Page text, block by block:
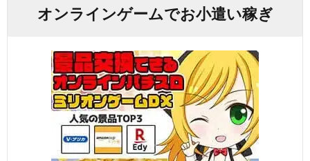
オンラインゲームでお小遣い稼ぎ